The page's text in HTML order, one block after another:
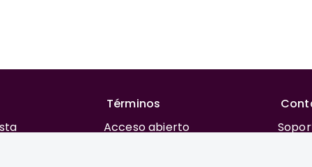
Términos
Acceso abierto